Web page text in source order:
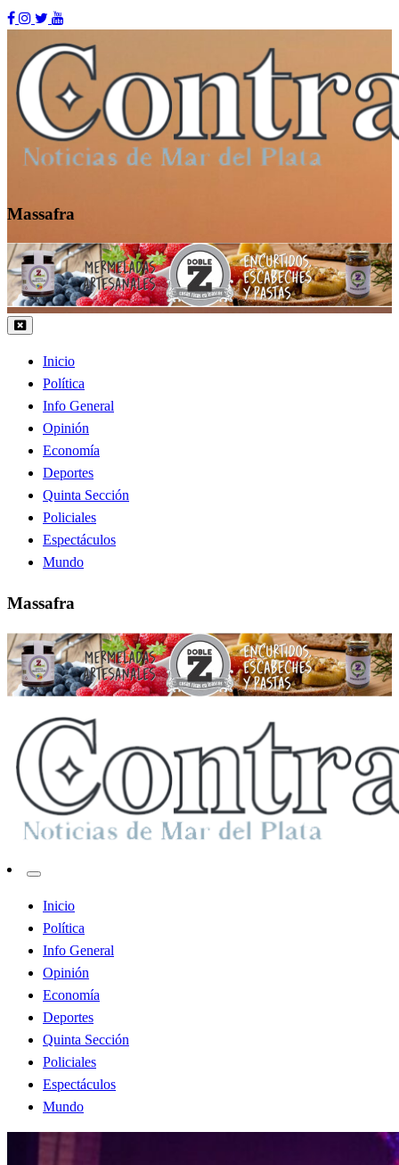
Skip
content
Contraste MDP
Massafra
Inicio
Política
Info General
Opinión
Economía
Deportes
Quinta Sección
Policiales
Espectáculos
Mundo
Massafra
Contraste MDP
Inicio
Política
Info General
Opinión
Economía
Deportes
Quinta Sección
Policiales
Espectáculos
Mundo